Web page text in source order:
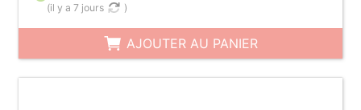
(il y a 7 jours )
AJOUTER AU PANIER